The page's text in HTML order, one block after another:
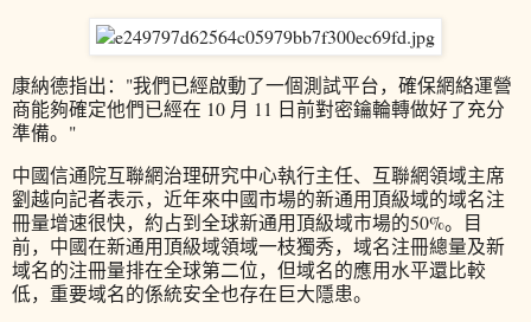
康納德指出："我們已經啟動了一個測試平台，確保網絡運營
商能夠確定他們已經在 10 月 11 日前對密鑰輪轉做好了充分
準備。"
中國信通院互聯網治理研究中心執行主任、互聯網領域主席
劉越向記者表示，近年來中國市場的新通用頂級域的域名注
冊量增速很快，約占到全球新通用頂級域市場的50%。目
前，中國在新通用頂級域領域一枝獨秀，域名注冊總量及新
域名的注冊量排在全球第二位，但域名的應用水平還比較
低，重要域名的係統安全也存在巨大隱患。